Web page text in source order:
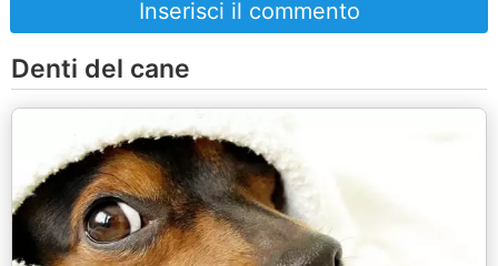
Inserisci il commento
Denti del cane